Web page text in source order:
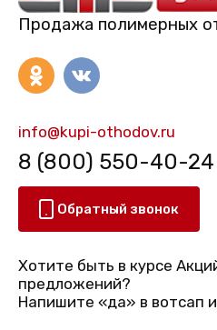
Продажа полимерных
info@kupi-othodov.ru
8 (800) 550-40-24
Обратный звонок
Хотите быть в курсе
предложений?
Напишите «да» в вотсап